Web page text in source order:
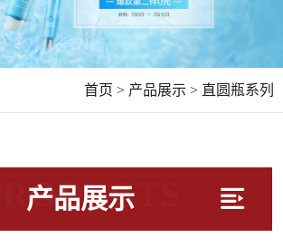
首页 > 产品展示 > 直圆瓶系列
产品展示
PRODUCTS